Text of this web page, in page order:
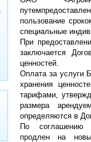
пользование
специальные
При
заключается
ценностей.
Оплата за услуги
хранения
тарифами,
размера
определяются в
По соглашению
продлен на